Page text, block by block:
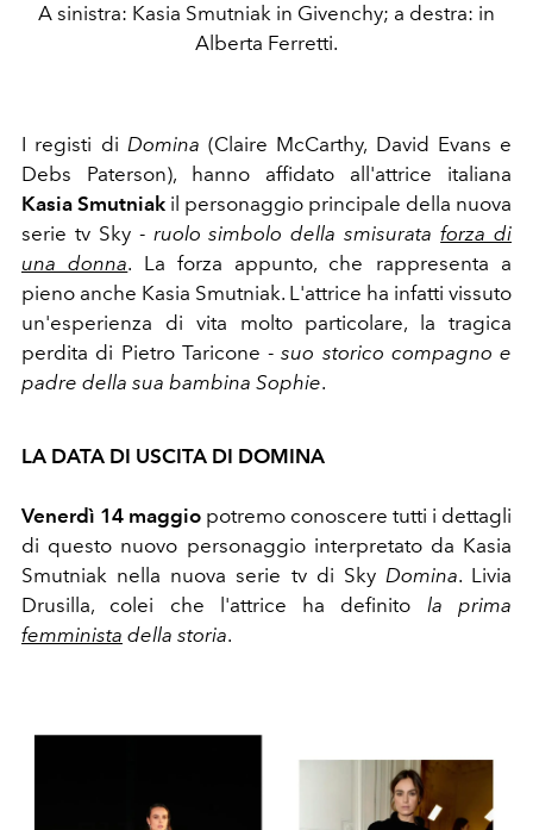
A sinistra: Kasia Smutniak in Givenchy; a destra: in
Alberta Ferretti.
I registi di Domina (Claire McCarthy, David Evans e
Debs Paterson), hanno affidato all'attrice italiana
Kasia Smutniak il personaggio principale della nuova
serie tv Sky -ruolo simbolo della smisurataforza di
una donna. La forza appunto, che rappresenta a
pieno anche Kasia Smutniak. L'attrice ha infatti vissuto
un'esperienza di vita molto particolare, la tragica
perdita di Pietro Taricone -suo storico compagno e
padre della sua bambina Sophie.
LA DATA DI USCITA DI DOMINA
Venerdì 14 maggio potremo conoscere tutti i dettagli
di questo nuovo personaggio interpretato da Kasia
Smutniak nella nuova serie tv di Sky Domina. Livia
Drusilla, colei che l'attrice ha definito la prima
femminista della storia.